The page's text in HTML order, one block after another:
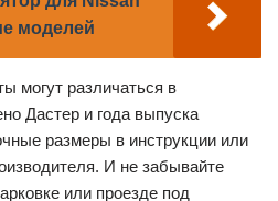
моделей
могут различаться в
Дастер и года выпуска
размеры в инструкции или
И не забывайте
или проезде под